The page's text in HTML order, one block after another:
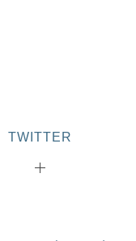
TWITTER